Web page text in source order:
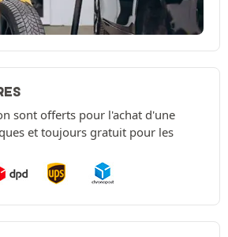
sont offerts pour l'achat d'une
et toujours gratuit pour les